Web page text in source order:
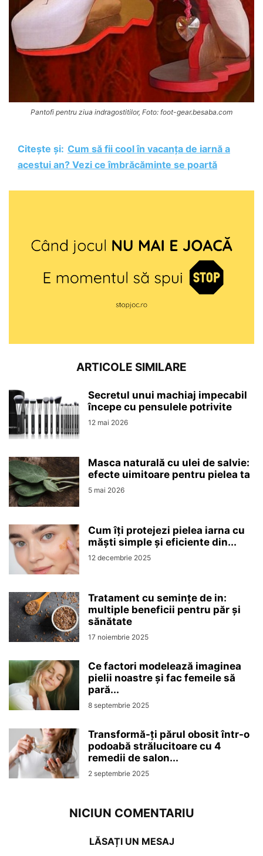
Pantofi pentru ziua indragostitilor, Foto: foot-gear.besaba.com
Citește și: Cum să fii cool în vacanța de iarnă a
acestui an? Vezi ce îmbrăcăminte se poartă
ARTICOLE SIMILARE
Secretul unui machiaj impecabil
începe cu pensulele potrivite
12 mai 2026
Masca naturală cu ulei de salvie:
efecte uimitoare pentru pielea ta
5 mai 2026
Cum îți protejezi pielea iarna cu
măști simple și eficiente din...
12 decembrie 2025
Tratament cu semințe de in:
multiple beneficii pentru păr și
sănătate
17 noiembrie 2025
Ce factori modelează imaginea
pielii noastre și fac femeile să
pară...
8 septembrie 2025
Transformă-ți părul obosit într-o
podoabă strălucitoare cu 4
remedii de salon...
2 septembrie 2025
NICIUN COMENTARIU
LĂSAȚI UN MESAJ